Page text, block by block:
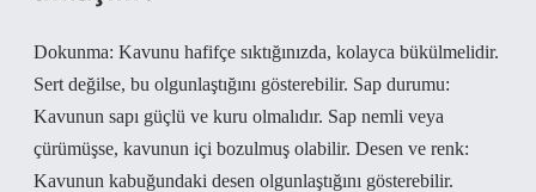
Dokunma: Kavunu hafifçe sıktığınızda, kolayca bükülmelidir.
Sert değilse, bu olgunlaştığını gösterebilir. Sap durumu:
Kavunun sapı güçlü ve kuru olmalıdır. Sap nemli veya
çürümüşse, kavunun içi bozulmuş olabilir. Desen ve renk:
Kavunun kabuğundaki desen olgunlaştığını gösterebilir.